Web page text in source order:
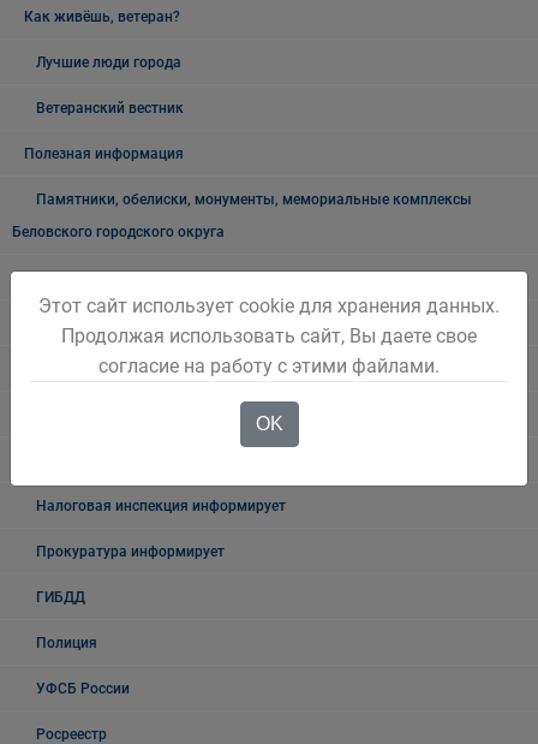
Как живёшь, ветеран?
Лучшие люди города
Ветеранский вестник
Полезная информация
Памятники, обелиски, монументы, мемориальные комплексы
Беловского городского округа
Осторожно мошенники!
Государственные органы и службы информируют
Налоговая инспекция информирует
Прокуратура информирует
ГИБДД
Полиция
УФСБ России
Росреестр
Этот сайт использует cookie для хранения данных.
Продолжая использовать сайт, Вы даете свое
согласие на работу с этими файлами.
OK